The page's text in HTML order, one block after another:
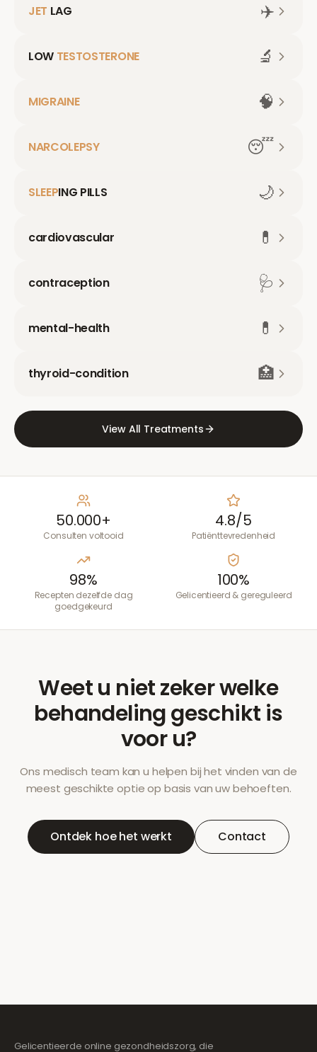
JET LAG ✈️
LOW TESTOSTERONE 🔬
MIGRAINE 🧠
NARCOLEPSY 😴
SLEEPING PILLS 🌙
cardiovascular 💊
contraception 🩺
mental-health 💊
thyroid-condition 🏥
View All Treatments
50.000+
Consulten voltooid
4.8/5
Patiënttevredenheid
98%
Recepten dezelfde dag
goedgekeurd
100%
Gelicentieerd & gereguleerd
Weet u niet zeker welke
behandeling geschikt is
voor u?
Ons medisch team kan u helpen bij het vinden van de
meest geschikte optie op basis van uw behoeften.
Ontdek hoe het werkt Contact
Gelicentieerde online gezondheidszorg, die